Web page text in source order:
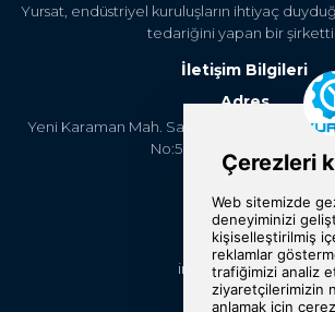
Yursat, endüstriyel kuruluşların ihtiyaç
tedariğini yapan bir
İletişim Bilgileri
Adres
Yeni Karaman Mah. Sanayi Cad. 4. Kantar
No:505 Osmangazi/BURSA
+90 224 2400304
E-Posta
info@yursat.com.tr
Bizi Takip Edin